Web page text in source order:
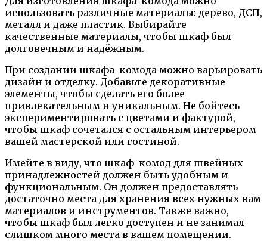
использовать различные материалы: дерево, ДСП,
металл и даже пластик. Выбирайте
качественные материалы, чтобы шкаф был
долговечным и надёжным.
При создании шкафа-комода можно варьировать
дизайн и отделку. Добавьте декоративные
элементы, чтобы сделать его более
привлекательным и уникальным. Не бойтесь
экспериментировать с цветами и фактурой,
чтобы шкаф сочетался с остальным интерьером
вашей мастерской или гостиной.
Имейте в виду, что шкаф-комод для швейных
принадлежностей должен быть удобным и
функциональным. Он должен предоставлять
достаточно места для хранения всех нужных вам
материалов и инструментов. Также важно,
чтобы шкаф был легко доступен и не занимал
слишком много места в вашем помещении.